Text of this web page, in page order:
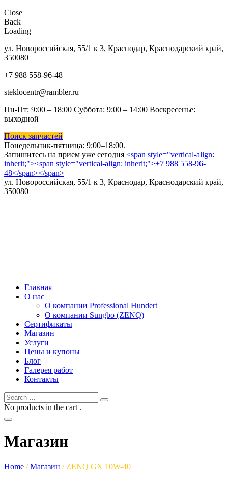
Close
Back
Loading
ул. Новороссийская, 55/1 к 3, Краснодар, Краснодарский край,
350080
+7 988 558-96-48
steklocentr@rambler.ru
Пн-Пт: 9:00 – 18:00 Суббота: 9:00 – 14:00 Воскресенье:
выходной
Поиск запчастей
Понедельник-пятница: 9:00–18:00.
Запишитесь на прием уже сегодня <span style="vertical-align:
inherit;"><span style="vertical-align: inherit;">+7 988 558-96-
48</span></span>
ул. Новороссийская, 55/1 к 3, Краснодар, Краснодарский край,
350080
Главная
О нас
О компании Professional Hundert
О компании Sungbo (ZENQ)
Сертификаты
Магазин
Услуги
Цены и купоны
Блог
Галерея работ
Контакты
No products in the cart .
Магазин
Home /Магазин / ZENQ GX 10W-40